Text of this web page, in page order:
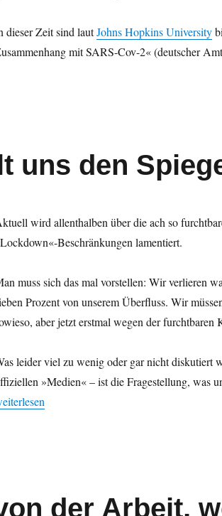
dieser Zeit sind lautJohns Hopkins University
mit SARS-Cov-2« (deutscher
uns den
wird allenthalben über die ach so
Beschränkungen lamentiert.
muss sich das mal vorstellen: Wir verlieren
Prozent von unserem Überfluss. Wir
aber jetzt erstmal wegen der furchtbaren
leider viel zu wenig oder gar nicht diskutiert
»Medien« – ist die Fragestellung, was
Virus hält uns den Spiegel“
der Arbeit,